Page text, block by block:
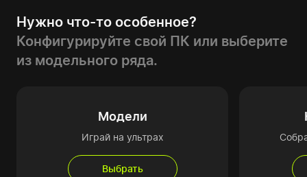
Нужно что-то особенное?
Конфигурируйте свой ПК или выберите
из модельного ряда.
Модели
Играй на ультрах
Выбрать